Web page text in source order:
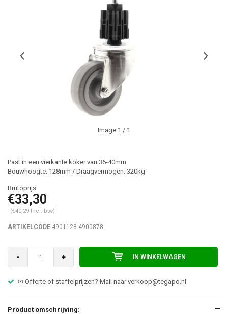
Image 1 / 1
Past in een vierkante koker van 36-40mm
Bouwhoogte: 128mm / Draagvermogen: 320kg
€33,30
(€40,29 Incl. btw)
ARTIKELCODE 4901128-4900878
- + IN WINKELWAGEN
✉ Offerte of staffelprijzen? Mail naarverkoop@tegapo.nl
Product omschrijving: